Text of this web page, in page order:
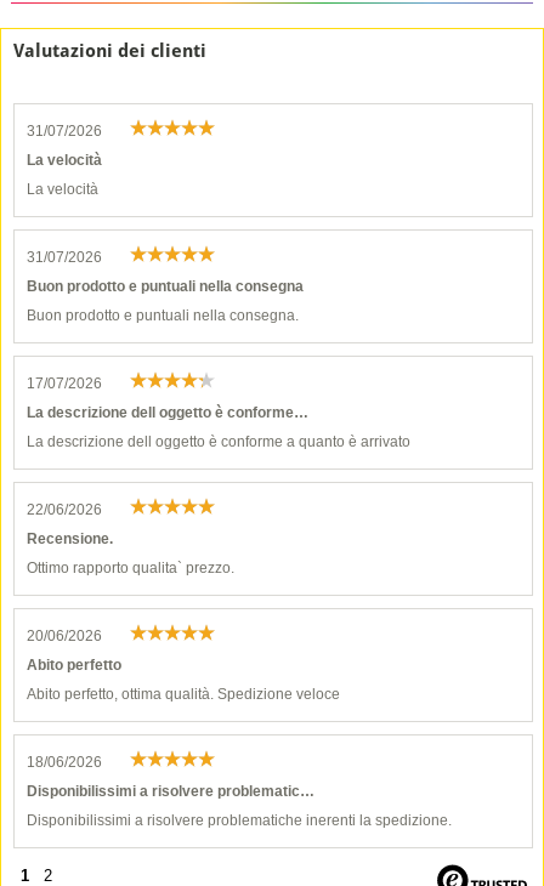
Valutazioni dei clienti
31/07/2026
La velocità
La velocità
31/07/2026
Buon prodotto e puntuali nella consegna
Buon prodotto e puntuali nella consegna.
17/07/2026
La descrizione dell oggetto è conforme…
La descrizione dell oggetto è conforme a quanto è arrivato
22/06/2026
Recensione.
Ottimo rapporto qualita` prezzo.
20/06/2026
Abito perfetto
Abito perfetto, ottima qualità. Spedizione veloce
18/06/2026
Disponibilissimi a risolvere problematic…
Disponibilissimi a risolvere problematiche inerenti la spedizione.
1 2